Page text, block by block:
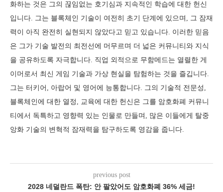
화하는 것은 그의 끊임없는 호기심과 지속적인 학습에 대한 헌신
입니다. 그는 블록체인 기술이 여전히 초기 단계에 있으며, 그 잠재
력이 아직 완전히 실현되지 않았다고 믿고 있습니다. 이러한 믿음
은 그가 기술 발전의 최전선에 머무르며 더 넓은 커뮤니티와 지식
을 공유하도록 자극합니다. 직업 외적으로 무함메드는 열렬한 게
이머로서 최신 게임 기술과 가상 현실을 탐험하는 것을 즐깁니다.
그는 터키어, 아랍어 및 영어에 능통합니다. 그의 기술적 전문성,
블록체인에 대한 열정, 교육에 대한 헌신은 그를 암호화폐 커뮤니
티에서 독특하고 영향력 있는 인물로 만들며, 많은 이들에게 탈중
앙화 기술의 변혁적 잠재력을 탐구하도록 영감을 줍니다.
previous post
2028 네덜란드 폭탄: 안 팔았어도 암호화폐 36% 세금!